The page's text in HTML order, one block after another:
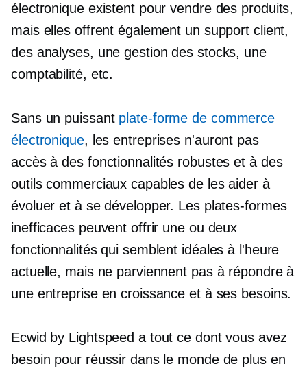
électronique existent pour vendre des produits,
mais elles offrent également un support client,
des analyses, une gestion des stocks, une
comptabilité, etc.
Sans un puissant plate-forme de commerce
électronique, les entreprises n'auront pas
accès à des fonctionnalités robustes et à des
outils commerciaux capables de les aider à
évoluer et à se développer. Les plates-formes
inefficaces peuvent offrir une ou deux
fonctionnalités qui semblent idéales à l'heure
actuelle, mais ne parviennent pas à répondre à
une entreprise en croissance et à ses besoins.
Ecwid by Lightspeed a tout ce dont vous avez
besoin pour réussir dans le monde de plus en